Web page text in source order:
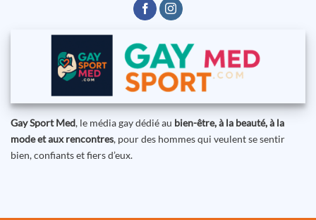
Gay Sport Med, le média gay dédié au bien-être, à la beauté, à la
mode et aux rencontres, pour des hommes qui veulent se sentir
bien, confiants et fiers d’eux.